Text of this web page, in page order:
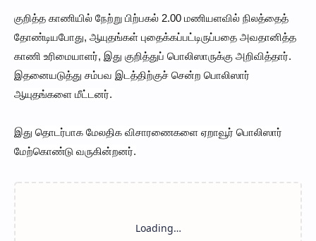
குறித்த காணியில் நேற்று பிற்பகல் 2.00 மணியளவில் நிலத்தைத்
தோண்டியபோது, ஆயுதங்கள் புதைக்கப்பட்டிருப்பதை அவதானித்த
காணி உரிமையாளர், இது குறித்துப் பொலிஸாருக்கு அறிவித்தார்.
இதனையடுத்து சம்பவ இடத்திற்குச் சென்ற பொலிஸார்
ஆயுதங்களை மீட்டனர்.
இது தொடர்பாக மேலதிக விசாரணைகளை ஏறாவூர் பொலிஸார்
மேற்கொண்டு வருகின்றனர்.